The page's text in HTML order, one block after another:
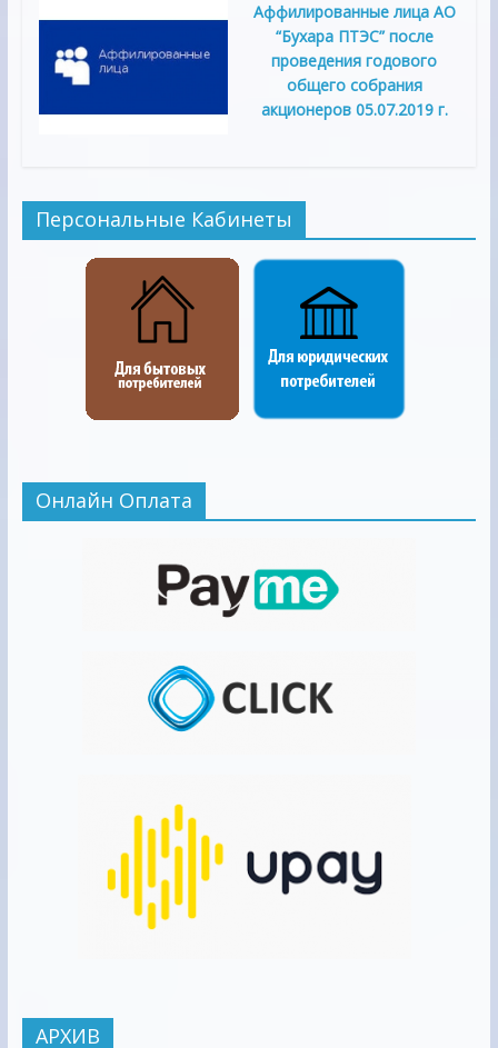
Аффилированные лица АО
“Бухара ПТЭС” после
проведения годового
общего собрания
акционеров 05.07.2019 г.
Персональные Кабинеты
Онлайн Оплата
АРХИВ